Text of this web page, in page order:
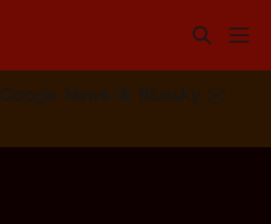
Google News 🦋 Bluesky
✉️